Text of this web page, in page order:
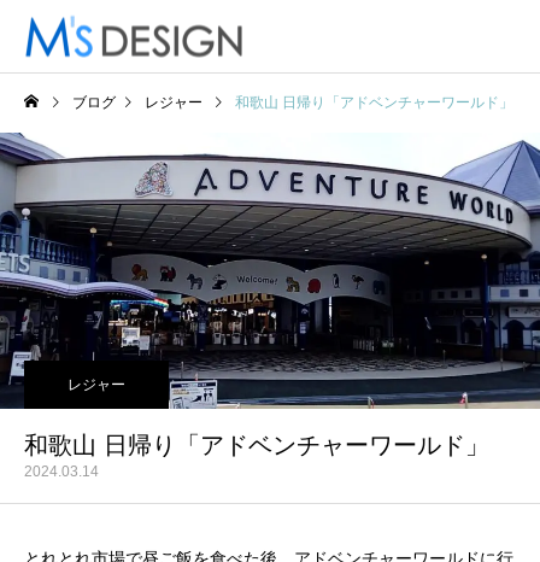
ブログ レジャー 和歌山 日帰り「アドベンチャーワールド」
レジャー
和歌山 日帰り「アドベンチャーワールド」
2024.03.14